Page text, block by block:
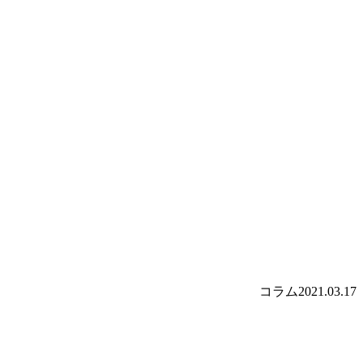
コラム2021.03.17